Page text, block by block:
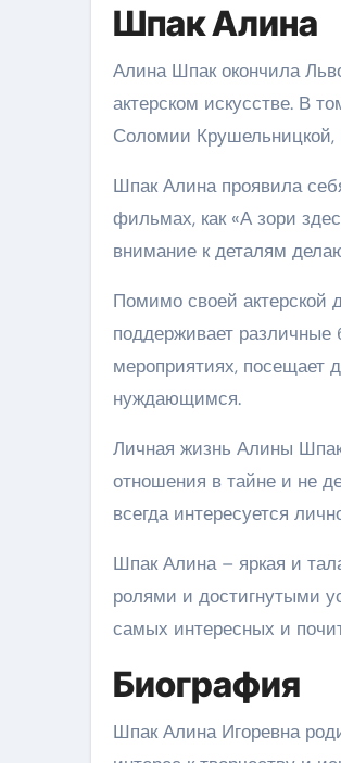
Шпак Алина
Алина Шпак окончила
актерском искусстве. В
Соломии Крушельницкой,
Шпак Алина проявила
фильмах, как «А зори
внимание к деталям
Помимо своей актерской
поддерживает различные
мероприятиях, посещает
нуждающимся.
Личная жизнь Алины Шпак
отношения в тайне и не
всегда интересуется
Шпак Алина – яркая и
ролями и достигнутыми
самых интересных и
Биография
Шпак Алина Игоревна